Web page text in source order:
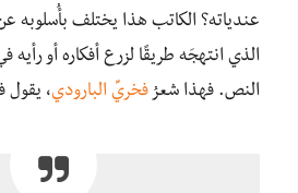
عندياته؟ الكاتب هذا يختلف بأُسلوبه
الذي انتهجَه طريقًا لزرع أفكاره أو
النص. فهذا شعرُ فخريِّ البارودي، يقول